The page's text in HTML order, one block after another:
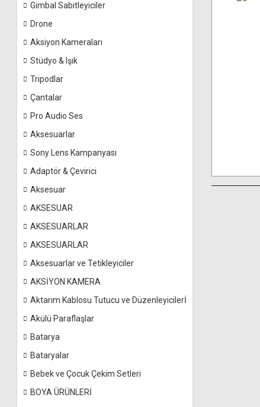
Gimbal Sabitleyiciler
Drone
Aksiyon Kameraları
Stüdyo & Işık
Tripodlar
Çantalar
Pro Audio Ses
Aksesuarlar
Sony Lens Kampanyası
Adaptör & Çevirici
Aksesuar
AKSESUAR
AKSESUARLAR
AKSESUARLAR
Aksesuarlar ve Tetikleyiciler
AKSİYON KAMERA
Aktarım Kablosu Tutucu ve Düzenleyicilerİ
Akülü Paraflaşlar
Batarya
Bataryalar
Bebek ve Çocuk Çekim Setleri
BOYA ÜRÜNLERİ